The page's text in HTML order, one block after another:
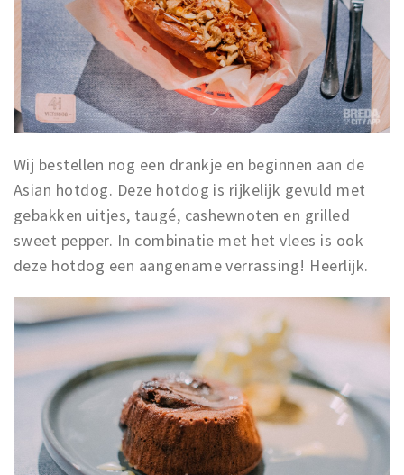
Wij bestellen nog een drankje en beginnen aan de
Asian hotdog. Deze hotdog is rijkelijk gevuld met
gebakken uitjes, taugé, cashewnoten en grilled
sweet pepper. In combinatie met het vlees is ook
deze hotdog een aangename verrassing! Heerlijk.